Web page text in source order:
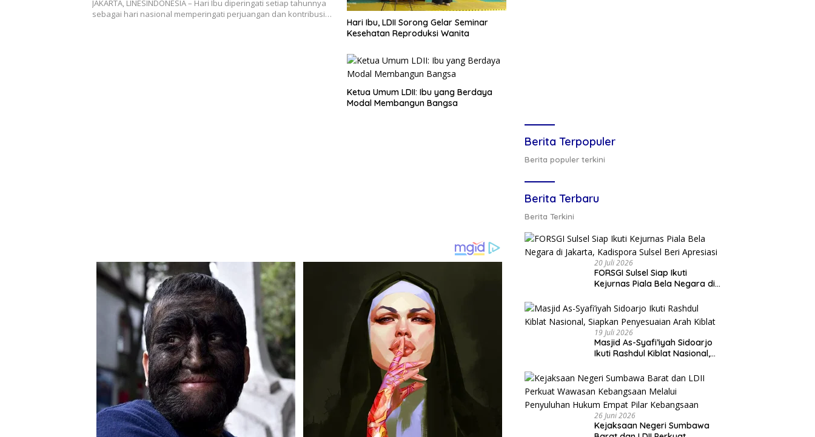
JAKARTA, LINESINDONESIA – Hari Ibu diperingati setiap tahunnya
sebagai hari nasional memperingati perjuangan dan kontribusi…
Hari Ibu, LDII Sorong Gelar Seminar
Kesehatan Reproduksi Wanita
Ketua Umum LDII: Ibu yang Berdaya
Modal Membangun Bangsa
Berita Terpopuler
Berita populer terkini
Berita Terbaru
Berita Terkini
20 Juli 2026
FORSGI Sulsel Siap Ikuti
Kejurnas Piala Bela Negara di
Apresiasi
19 Juli 2026
Masjid As-Syafi’iyah Sidoarjo
Ikuti Rashdul Kiblat Nasional,
Kiblat
26 Juni 2026
Kejaksaan Negeri Sumbawa